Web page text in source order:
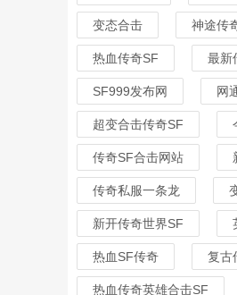
变态合击 神途传
热血传奇SF 最新
SF999发布网 网
超变合击传奇SF
传奇SF合击网站
传奇私服一条龙
新开传奇世界SF
热血SF传奇 复古
热血传奇英雄合击SF